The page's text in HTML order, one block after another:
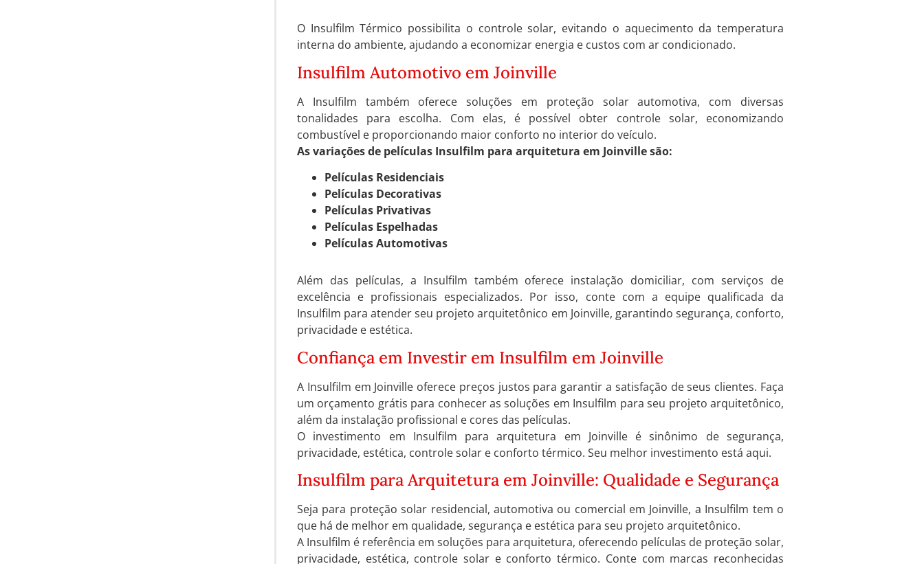
O Insulfilm Térmico possibilita o controle solar, evitando o aquecimento da temperatura
interna do ambiente, ajudando a economizar energia e custos com ar condicionado.
Insulfilm Automotivo em Joinville
A Insulfilm também oferece soluções em proteção solar automotiva, com diversas
tonalidades para escolha. Com elas, é possível obter controle solar, economizando
combustível e proporcionando maior conforto no interior do veículo.
As variações de películas Insulfilm para arquitetura em Joinville são:
Películas Residenciais
Películas Decorativas
Películas Privativas
Películas Espelhadas
Películas Automotivas
Além das películas, a Insulfilm também oferece instalação domiciliar, com serviços de
excelência e profissionais especializados. Por isso, conte com a equipe qualificada da
Insulfilm para atender seu projeto arquitetônico em Joinville, garantindo segurança, conforto,
privacidade e estética.
Confiança em Investir em Insulfilm em Joinville
A Insulfilm em Joinville oferece preços justos para garantir a satisfação de seus clientes. Faça
um orçamento grátis para conhecer as soluções em Insulfilm para seu projeto arquitetônico,
além da instalação profissional e cores das películas.
O investimento em Insulfilm para arquitetura em Joinville é sinônimo de segurança,
privacidade, estética, controle solar e conforto térmico. Seu melhor investimento está aqui.
Insulfilm para Arquitetura em Joinville: Qualidade e Segurança
Seja para proteção solar residencial, automotiva ou comercial em Joinville, a Insulfilm tem o
que há de melhor em qualidade, segurança e estética para seu projeto arquitetônico.
A Insulfilm é referência em soluções para arquitetura, oferecendo películas de proteção solar,
privacidade, estética, controle solar e conforto térmico. Conte com marcas reconhecidas